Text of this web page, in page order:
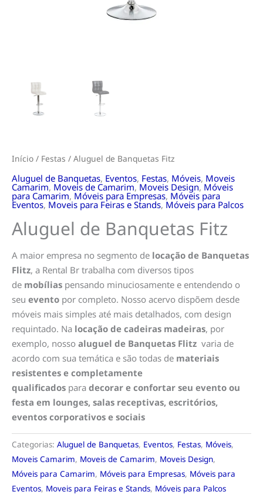
Início / Festas / Aluguel de Banquetas Fitz
Aluguel de Banquetas, Eventos, Festas, Móveis, Moveis
Camarim, Moveis de Camarim,Moveis Design, Móveis
para Camarim, Móveis para Empresas, Móveis para
Eventos, Moveis para Feiras e Stands, Móveis para Palcos
Aluguel de Banquetas Fitz
A maior empresa no segmento de locação de Banquetas
Flitz, a Rental Br trabalha com diversos tipos
de mobílias pensando minuciosamente e entendendo o
seu evento por completo. Nosso acervo dispõem desde
móveis mais simples até mais detalhados, com design
requintado. Na locação de cadeiras madeiras, por
exemplo, nosso aluguel de Banquetas Flitz varia de
acordo com sua temática e são todas de materiais
resistentes e completamente
qualificados para decorar e confortar seu evento ou
festa em lounges, salas receptivas, escritórios,
eventos corporativos e sociais
Categorias: Aluguel de Banquetas, Eventos, Festas, Móveis,
Moveis Camarim, Moveis de Camarim, Moveis Design,
Móveis para Camarim, Móveis para Empresas, Móveis para
Eventos, Moveis para Feiras e Stands, Móveis para Palcos